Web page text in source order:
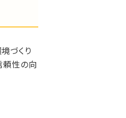
づくり
頼性の向